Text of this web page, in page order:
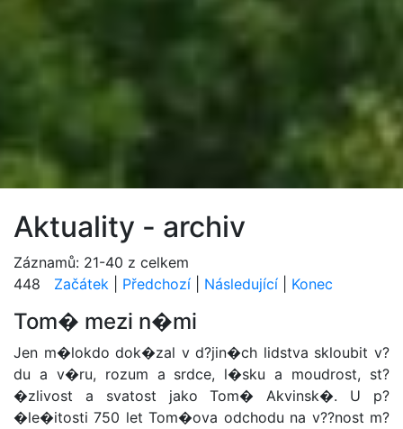
Aktuality - archiv
Záznamů: 21-40 z celkem
448 Začátek Předchozí Následující Konec
Tom� mezi n�mi
Jen m�lokdo dok�zal v d?jin�ch lidstva skloubit v?
du a v�ru, rozum a srdce, l�sku a moudrost, st?
�zlivost a svatost jako Tom� Akvinsk�. U p?
�le�itosti 750 let Tom�ova odchodu na v??nost m?